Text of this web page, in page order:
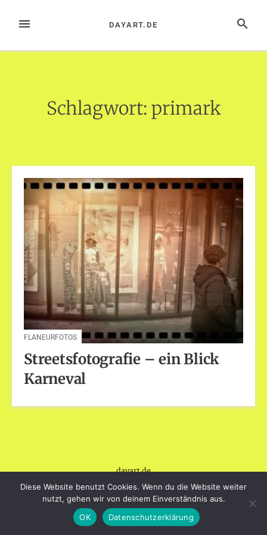
InhaltMENÜ SUCHE
DAYART.DE
Schlagwort: primark
FLANEURFOTOS
Streetsfotografie – ein Blick
Karneval
dayart.de
Stolz präsentiert von WordPress
Theme: Loose von
BlogOnYourOwn.com
Diese Website benutzt Cookies. Wenn du die Website weiter
nutzt, gehen wir von deinem Einverständnis aus.
OK
Datenschutzerklärung